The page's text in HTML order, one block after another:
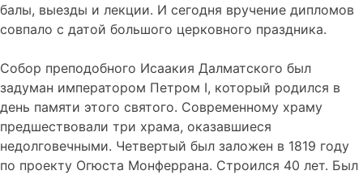
балы, выезды и лекции. И сегодня вручение дипломов
совпало с датой большого церковного праздника.
Собор преподобного Исаакия Далматского был
задуман императором Петром I, который родился в
день памяти этого святого. Современному храму
предшествовали три храма, оказавшиеся
недолговечными. Четвертый был заложен в 1819 году
по проекту Огюста Монферрана. Строился 40 лет. Был